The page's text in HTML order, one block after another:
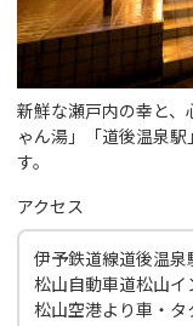
新鮮な瀬戸内の幸と
ゃん湯」「道後温泉
す。
アクセス
伊予鉄道線道後温
松山自動車道松山
松山空港より車・タ